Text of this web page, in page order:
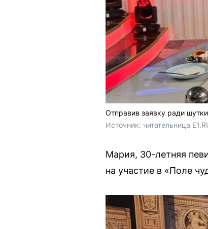
Отправив заявку ради
Источник: читательница
Мария, 30-летняя
на участие в «Поле